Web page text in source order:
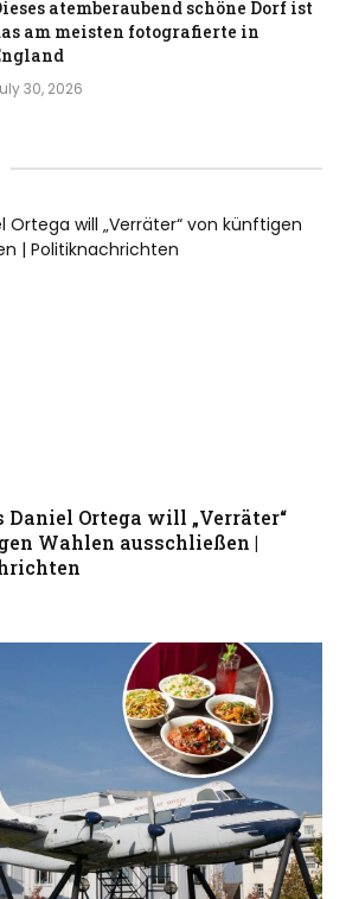
atemberaubend schöne Dorf ist
am meisten fotografierte in
30, 2026
Daniel Ortega will „Verräter“
Wahlen ausschließen |